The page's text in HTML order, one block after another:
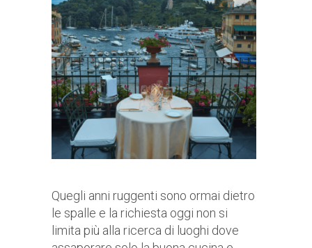
Quegli anni ruggenti sono ormai dietro
le spalle e la richiesta oggi non si
limita più alla ricerca di luoghi dove